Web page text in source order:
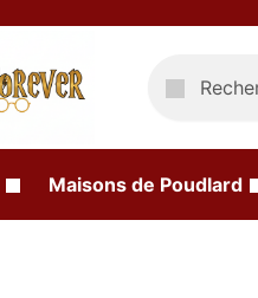
Maisons de Poudlard